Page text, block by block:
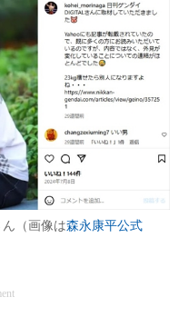
（画像は森永康平公式